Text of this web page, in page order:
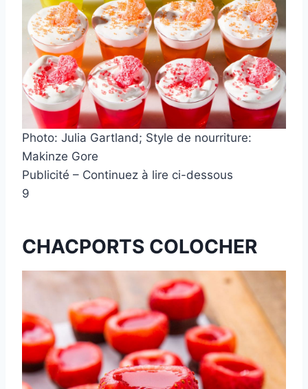
Photo: Julia Gartland; Style de nourriture:
Makinze Gore
Publicité – Continuez à lire ci-dessous
9
CHACPORTS COLOCHER